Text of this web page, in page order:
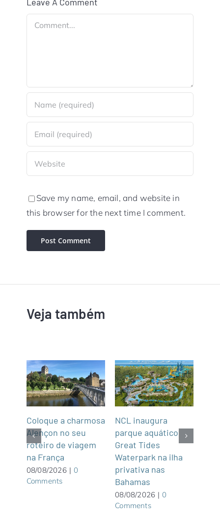
Comment
Save my name, email, and website in
this browser for the next time I comment.
Veja também
Coloque a charmosa
Alençon no seu
roteiro de viagem
na França
08/08/2026 | 0
Comments
NCL inaugura
parque aquático
Great Tides
Waterpark na ilha
privativa nas
Bahamas
08/08/2026 | 0
Comments